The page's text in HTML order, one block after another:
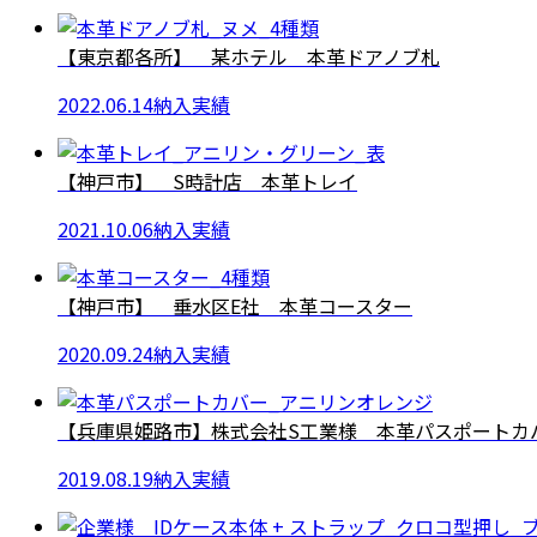
【東京都各所】 某ホテル 本革ドアノブ札
2022.06.14納入実績
【神戸市】 S時計店 本革トレイ
2021.10.06納入実績
【神戸市】 垂水区E社 本革コースター
2020.09.24納入実績
【兵庫県姫路市】株式会社S工業様 本革パスポートカ
2019.08.19納入実績